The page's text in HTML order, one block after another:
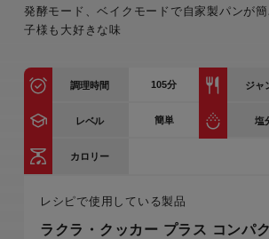
発酵モード、ベイクモードで自家製パンが
子様も大好きな味
調理時間 105分 ジャ
レベル 簡単 塩
カロリー
レシピで使用している製品
ラクラ・クッカー プラス コンパ